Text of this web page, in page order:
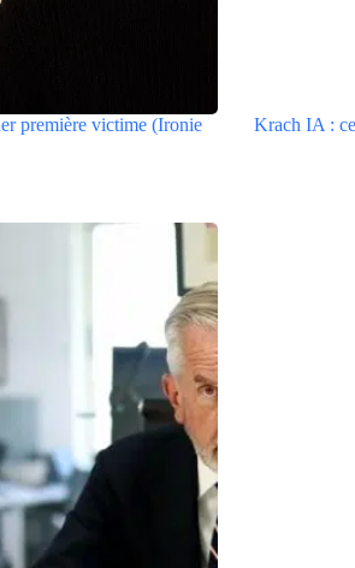
première victime (Ironie
Krach IA :